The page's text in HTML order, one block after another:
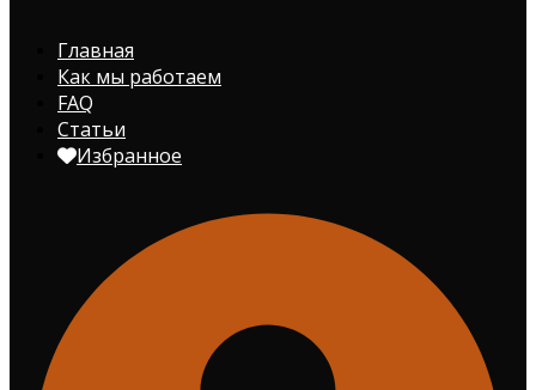
Главная
Как мы работаем
FAQ
Статьи
Избранное